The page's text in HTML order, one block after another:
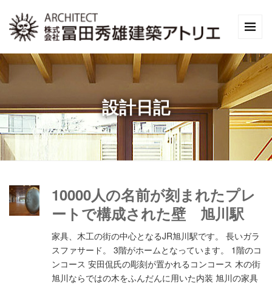
設計日記
10000人の名前が刻まれたプレ
ートで構成された壁 旭川駅
家具、木工の街の中心となるJR旭川駅です。 長いガラ
スファサード。 3階がホームとなっています。 1階のコ
ンコース 安田侃氏の彫刻が置かれるコンコース 木の街
旭川ならではの木をふんだんに用いた内装 旭川の家具